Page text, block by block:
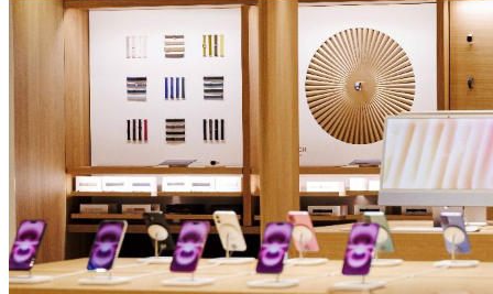
靈夥伴超準測字!這輩子正緣何時會出現